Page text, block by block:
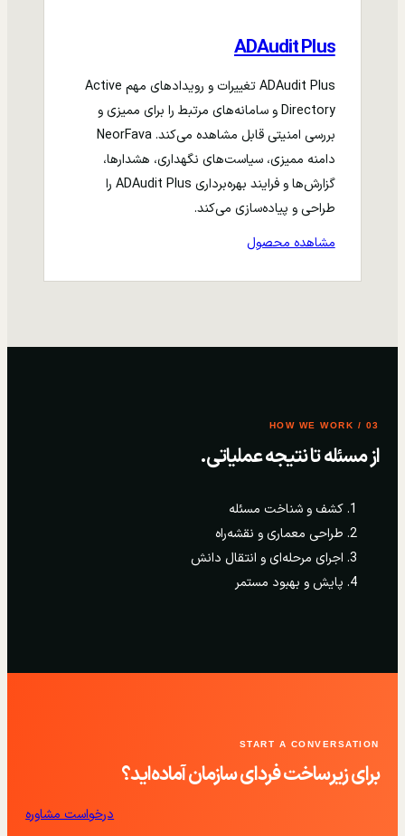
ADAudit Plus
ADAudit Plus تغییرات و رویدادهای مهم Active
Directory و سامانه‌های مرتبط را برای ممیزی و
بررسی امنیتی قابل مشاهده می‌کند. NeorFava
دامنه ممیزی، سیاست‌های نگهداری، هشدارها،
گزارش‌ها و فرایند بهره‌برداری ADAudit Plus را
طراحی و پیاده‌سازی می‌کند.
مشاهده محصول
03 / HOW WE WORK
از مسئله تا نتیجه عملیاتی.
کشف و شناخت مسئله
طراحی معماری و نقشه‌راه
اجرای مرحله‌ای و انتقال دانش
پایش و بهبود مستمر
START A CONVERSATION
برای زیرساخت فردای سازمان آماده‌اید؟
درخواست مشاوره